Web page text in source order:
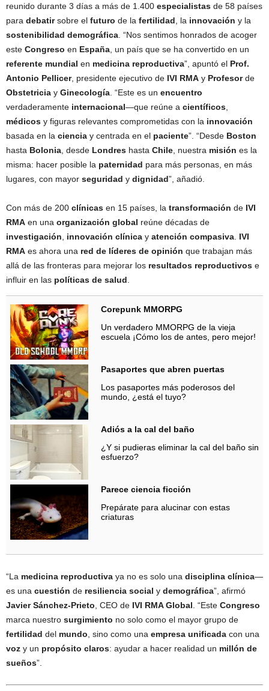
reunido durante 3 días a más de 1.400 especialistas de 58 países
para debatirsobre el futuro de la fertilidad , la innovación y la
sostenibilidad demográfica . “Nos sentimos honrados de acoger
este Congreso en España , un país que se ha convertido en un
referente mundial en medicina reproductiva”, apuntó el Prof.
Antonio Pellicer, presidente ejecutivo de IVI RMA y Profesorde
Obstetricia y Ginecología . “Este es un encuentro
verdaderamente internacional—que reúne a científicos
médicos y figuras relevantes comprometidas con la innovación
basada en la ciencia y centrada en el paciente”. “Desde Boston
hasta Bolonia , desde Londres hasta Chile , nuestra misión es la
misma: hacer posible la paternidad para más personas, en más
lugares, con mayor seguridad y dignidad”, añadió.
Con más de 200 clínicas en 15 países, la transformación de IVI
RMA en una organización global reúne décadas de
investigación
innovación clínica y atención compasiva IVI
RMA es ahora una red de líderes de opinión que trabajan más
allá de las fronteras para mejorar los resultados reproductivos e
influir en las políticas de salud
Corepunk MMORPG
Un verdadero MMORPG de la vieja
escuela ¡Cómo los de antes, pero mejor!
Pasaportes que abren puertas
Los pasaportes más poderosos del
mundo, ¿está el tuyo?
Adiós a la cal del baño
¿Y si pudieras eliminar la cal del baño sin
esfuerzo?
Parece ciencia ficción
Prepárate para alucinar con estas
criaturas
“La medicina reproductiva ya no es solo una disciplina clínica—
es una cuestión de resiliencia social y demográfica”, afirmó
Javier Sánchez-Prieto , CEO de IVI RMA Global . “Este Congreso
marca nuestro surgimiento no solo como el mayor grupo de
fertilidad del mundo , sino como una empresa unificada con una
voz y un propósito claros: ayudar a hacer realidad un millón de
sueños”.